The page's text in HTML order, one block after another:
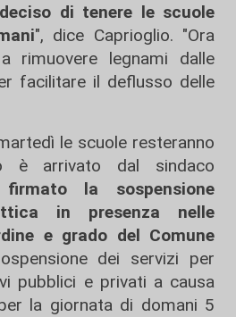
di tenere le scuole
", dice Caprioglio. "Ora
rimuovere legnami dalle
facilitare il deflusso delle
le scuole resteranno
è arrivato dal sindaco
la sospensione
in presenza nelle
e grado del Comune
dei servizi per
pubblici e privati a causa
la giornata di domani 5